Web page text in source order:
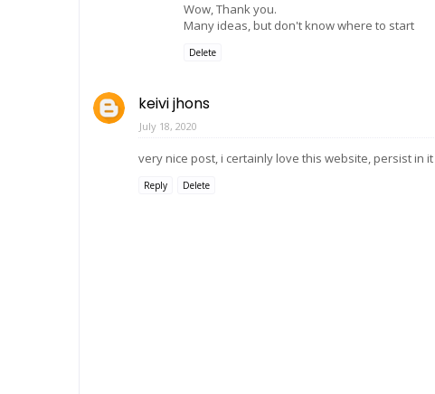
Wow, Thank you.
Many ideas, but don't know where to start
Delete
keivi jhons
July 18, 2020
very nice post, i certainly love this website, persist in it
Reply Delete